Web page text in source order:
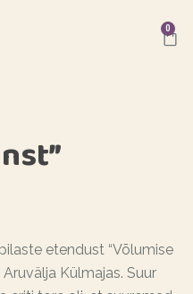
0
etendust “Võlumise
Külmajas. Suur